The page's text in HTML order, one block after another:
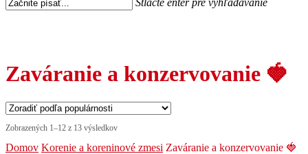
Stlačte enter pre vyhľadávanie
Zaváranie a konzervovanie 🍓
Zobrazených 1–12 z 13 výsledkov
Domov Korenie a koreninové zmesi Zaváranie a konzervovanie 🍓